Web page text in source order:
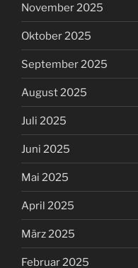
November 2025
Oktober 2025
September 2025
August 2025
Juli 2025
Juni 2025
Mai 2025
April 2025
März 2025
Februar 2025